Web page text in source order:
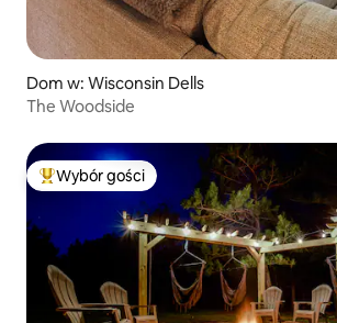
Dom w: Wisconsin Dells
The Woodside
Najpopularniejsze z kategorii Wybór gości
Wybór gości